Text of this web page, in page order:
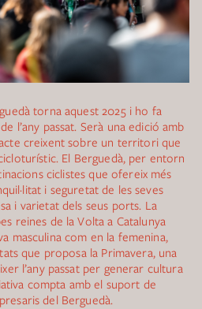
torna aquest 2025 i ho fa
l’any passat. Serà una edició amb
creixent sobre un territori que
El Berguedà, per entorn
ciclistes que ofereix més
i seguretat de les seves
i varietat dels seus ports. La
reines de la Volta a Catalunya
masculina com en la femenina,
que proposa la Primavera, una
l’any passat per generar cultura
compta amb el suport de
del Berguedà.